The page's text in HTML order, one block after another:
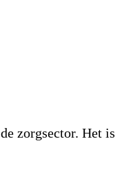
zorgsector. Het is